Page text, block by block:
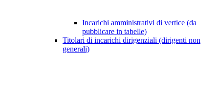
Incarichi amministrativi di vertice (da
pubblicare in tabelle)
Titolari di incarichi dirigenziali (dirigenti non
generali)